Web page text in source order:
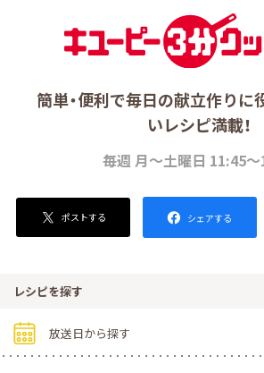
簡単・便利で毎日の献立作りに
いレシピ満載！
毎週 月～土曜日 11:45
ポストする シェアする
レシピを探す
放送日から探す